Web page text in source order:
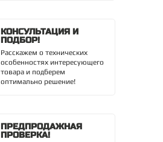
КОНСУЛЬТАЦИЯ И
ПОДБОР!
Расскажем о технических
особенностях интересующего
товара и подберем
оптимально решение!
ПРЕДПРОДАЖНАЯ
ПРОВЕРКА!